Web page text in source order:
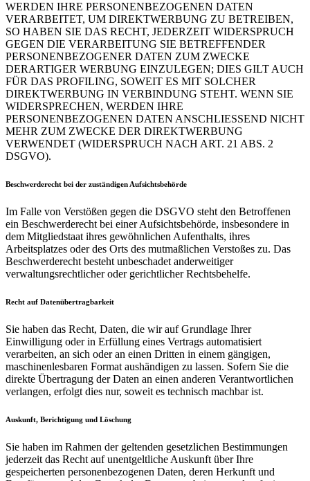
WERDEN IHRE PERSONENBEZOGENEN DATEN
VERARBEITET, UM DIREKTWERBUNG ZU BETREIBEN,
SO HABEN SIE DAS RECHT, JEDERZEIT WIDERSPRUCH
GEGEN DIE VERARBEITUNG SIE BETREFFENDER
PERSONENBEZOGENER DATEN ZUM ZWECKE
DERARTIGER WERBUNG EINZULEGEN; DIES GILT AUCH
FÜR DAS PROFILING, SOWEIT ES MIT SOLCHER
DIREKTWERBUNG IN VERBINDUNG STEHT. WENN SIE
WIDERSPRECHEN, WERDEN IHRE
PERSONENBEZOGENEN DATEN ANSCHLIESSEND NICHT
MEHR ZUM ZWECKE DER DIREKTWERBUNG
VERWENDET (WIDERSPRUCH NACH ART. 21 ABS. 2
DSGVO).
Beschwerde­recht bei der zuständigen Aufsichts­behörde
Im Falle von Verstößen gegen die DSGVO steht den Betroffenen
ein Beschwerderecht bei einer Aufsichtsbehörde, insbesondere in
dem Mitgliedstaat ihres gewöhnlichen Aufenthalts, ihres
Arbeitsplatzes oder des Orts des mutmaßlichen Verstoßes zu. Das
Beschwerderecht besteht unbeschadet anderweitiger
verwaltungsrechtlicher oder gerichtlicher Rechtsbehelfe.
Recht auf Daten­übertrag­barkeit
Sie haben das Recht, Daten, die wir auf Grundlage Ihrer
Einwilligung oder in Erfüllung eines Vertrags automatisiert
verarbeiten, an sich oder an einen Dritten in einem gängigen,
maschinenlesbaren Format aushändigen zu lassen. Sofern Sie die
direkte Übertragung der Daten an einen anderen Verantwortlichen
verlangen, erfolgt dies nur, soweit es technisch machbar ist.
Auskunft, Berichtigung und Löschung
Sie haben im Rahmen der geltenden gesetzlichen Bestimmungen
jederzeit das Recht auf unentgeltliche Auskunft über Ihre
gespeicherten personenbezogenen Daten, deren Herkunft und